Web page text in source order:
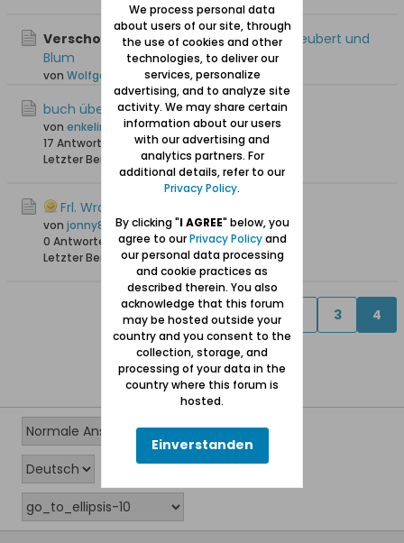
Verschoben: Suche Informationen zu Neubert und
Blum
von Wolfgang B
buch über neuteich
von enkelin
17 Antworten
28.938 Hits0 Likes
Letzter Beitrag
28.10.2009, 09:57
Frl. Wranna
von jonny810
0 Antworten
21.589 Hits0 Likes
Letzter Beitrag10.03.2009, 17:28
Vorherige 1 3 4
We process personal data
about users of our site, through
the use of cookies and other
technologies, to deliver our
services, personalize
advertising, and to analyze site
activity. We may share certain
information about our users
with our advertising and
analytics partners. For
additional details, refer to our
Privacy Policy.
By clicking "I AGREE" below, you
agree to ourPrivacy Policyand
our personal data processing
and cookie practices as
described therein. You also
acknowledge that this forum
may be hosted outside your
country and you consent to the
collection, storage, and
processing of your data in the
country where this forum is
hosted.
Einverstanden